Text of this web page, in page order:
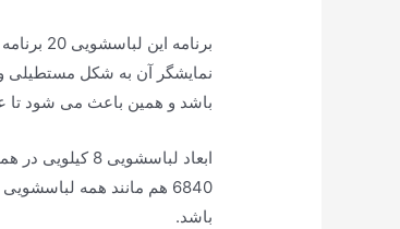
نمایشگر آن به شکل
باشد و همین باعث می شود تا
ابعاد
باشد.